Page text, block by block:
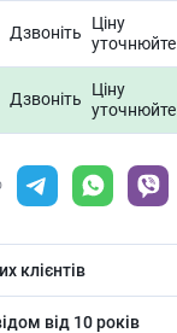
Дзвоніть
Ціну
уточнюйте
Дзвоніть
Ціну
уточнюйте
клієнтів
від 10 років